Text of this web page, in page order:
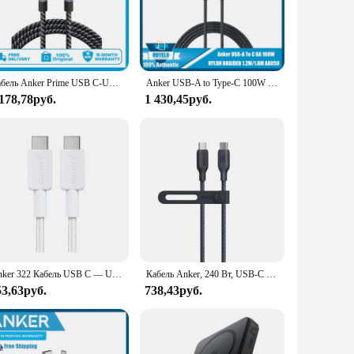
quality nylon braided exterior not only provides a sleek
is the perfect companion for your mobile devices,
in the face of daily use. The USB C to USB C
transferring large files, charging your device, or
convenience; it's a statement of reliability and quality.
ensuring satisfaction for both your customers and your
Кабель Anker Prime USB C-USB C, 240 Вт, 6 футов, кабель USB C для быстрой зарядки, нейлоновый с обмоткой и долговечностью на 100 год Anker USB-A to Type-C 100W кабель для быстрой зарядки и передачи данных 6А, высокоточный кабель для быстрой зарядки для Samsung,Xiaomi,Huawei,Macbook
1 430,45руб.
Anker 322 Кабель USB C — USB C для быстрой зарядки, 60 Вт, оплетка для передачи данных для Huawei Xiaomi Samsung Oneplus Vivo OPPO Realme Кабель Anker, 240 Вт, USB-C — USB-C, био-кабель для передачи данных в нейлоновой оплетке, экологически чистый для iPhone 15, iPad Pro, MacBook, Android
738,43руб.